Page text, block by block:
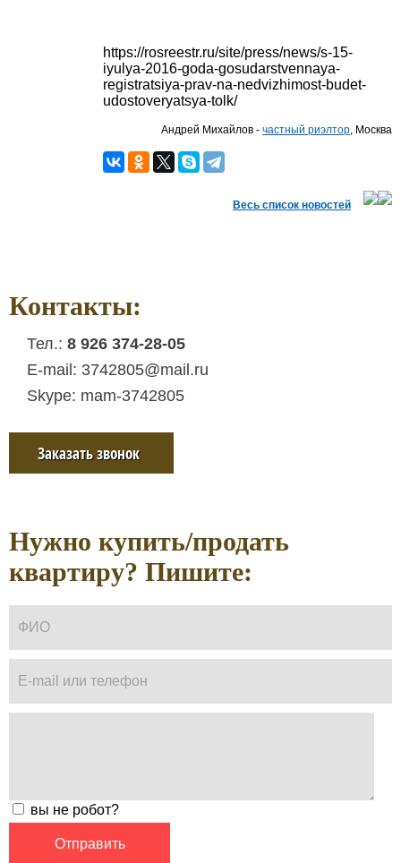
https://rosreestr.ru/site/press/news/s-15-
iyulya-2016-goda-gosudarstvennaya-
registratsiya-prav-na-nedvizhimost-budet-
udostoveryatsya-tolk/
Андрей Михайлов - частный риэлтор, Москва
Весь список новостей
Контакты:
Тел.: 8 926 374-28-05
E-mail: 3742805@mail.ru
Skype: mam-3742805
Заказать звонок
Нужно купить/продать
квартиру? Пишите:
вы не робот?